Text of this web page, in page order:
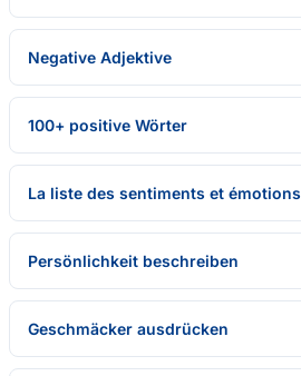
Negative Adjektive
100+ positive Wörter
La liste des sentiments et émotions
Persönlichkeit beschreiben
Geschmäcker ausdrücken